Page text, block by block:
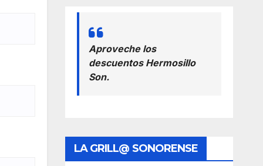
Aproveche los
descuentos Hermosillo
Son.
LA GRILL@ SONORENSE